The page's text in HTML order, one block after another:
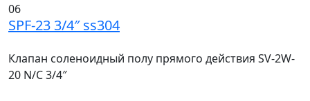
06
SPF-23 3/4″ ss304
Клапан соленоидный полу прямого действия SV-2W-
20 N/C 3/4″